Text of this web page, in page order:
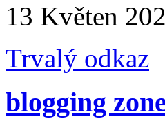
13 Květen
Trvalý odkaz
blogging